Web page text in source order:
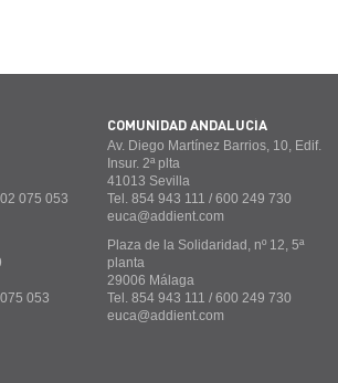
075 053
053
COMUNIDAD ANDALUCÍA
Av. Diego Martínez Barrios, 10, Edif.
Insur. 2ª plta
41013 Sevilla
Tel. 854 943 111 / 600 249 730
euca@addient.com
Plaza de la Solidaridad, nº 12, 5ª
planta
29006 Málaga
Tel. 854 943 111 / 600 249 730
euca@addient.com